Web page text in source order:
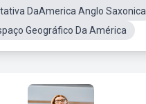
DaAmerica Anglo Saxonica
Geográfico Da América